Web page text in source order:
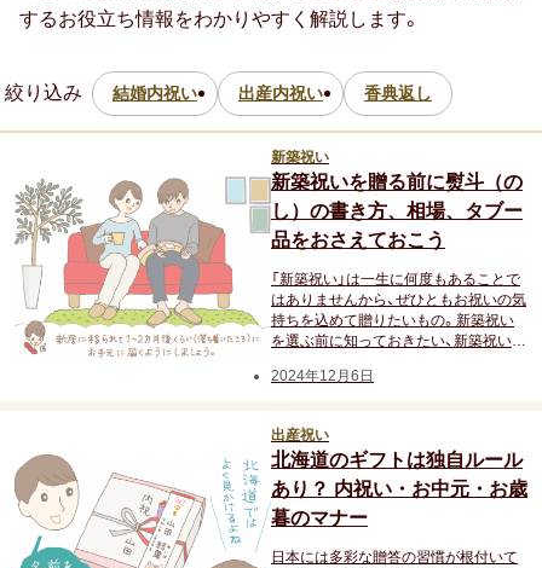
結婚内祝い ( 結婚祝いのお返し )
新築内祝い ( 新築祝いのお返し )
快気祝い（快気内祝い）
入学内祝い（入学祝いのお返し）
結納返し
高額ギフトの内祝い
就職内祝い
香典返し
喪中見舞い
引き出物
するお役立ち情報をわかりやすく解説します。
絞り込み 結婚内祝い 出産内祝い 香典返し
新築祝い
新築祝いを贈る前に熨斗（の
し）の書き方、相場、タブー
品をおさえておこう
「新築祝い」は一生に何度もあることで
はありませんから、ぜひともお祝いの気
持ちを込めて贈りたいもの。新築祝い
を選ぶ前に知っておきたい、新築祝いの
ブーな品について解説します。
2024年12月6日
出産祝い
北海道のギフトは独自ルール
あり？ 内祝い・お中元・お歳
暮のマナー
日本には多彩な贈答の習慣が根付いて